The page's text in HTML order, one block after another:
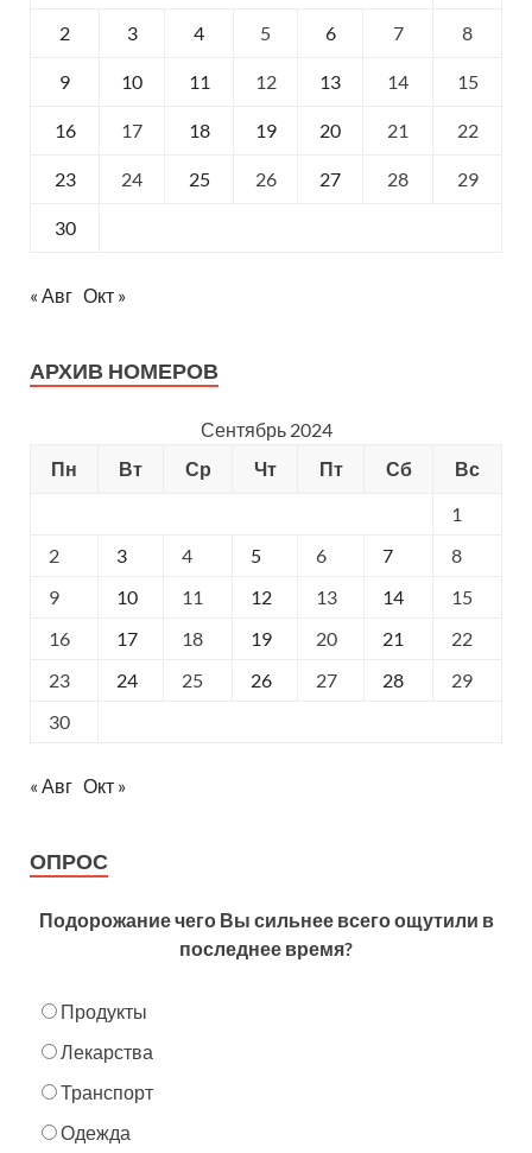
2 3 4 5 6 7 8
9 10 11 12 13 14 15
16 17 18 19 20 21 22
23 24 25 26 27 28 29
30
« Авг Окт »
АРХИВ НОМЕРОВ
Сентябрь 2024
Пн
Вт Ср Чт Пт Сб
Вс
1
2
3 4 5 6 7
8
9
10 11 12 13 14
15
16
17 18 19 20 21
22
23
24 25 26 27 28
29
30
« Авг Окт »
ОПРОС
Подорожание чего Вы сильнее всего ощутили в
последнее время?
Продукты
Лекарства
Транспорт
Одежда